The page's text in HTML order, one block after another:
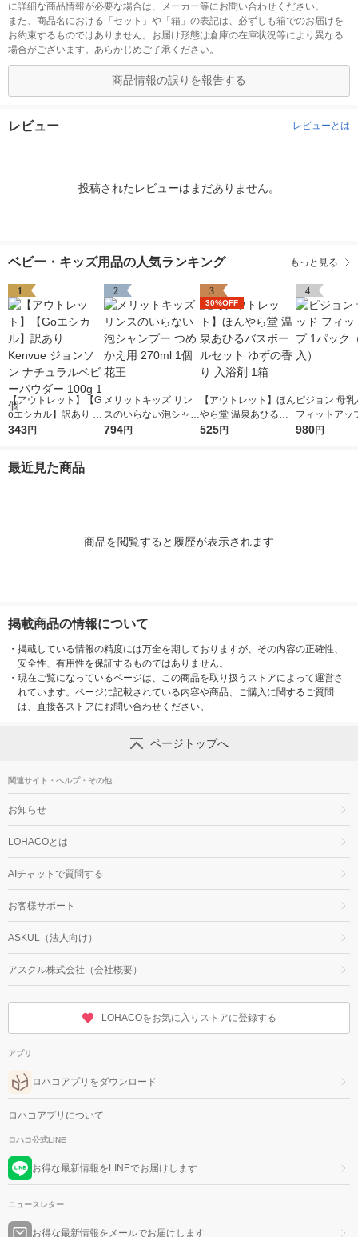
に詳細な商品情報が必要な場合は、メーカー等にお問い合わせください。
また、商品名における「セット」や「箱」の表記は、必ずしも箱でのお届けを
お約束するものではありません。お届け形態は倉庫の在庫状況等により異なる
場合がございます。あらかじめご了承ください。
商品情報の誤りを報告する
レビュー レビューとは
投稿されたレビューはまだありません。
ベビー・キッズ用品の人気ランキング もっと見る
1
【アウトレット】【G
oエシカル】訳あり K
envue ジョンソン ナ
343円
2
メリットキッズ リン
スのいらない泡シャン
プー つめかえ用 270
794円
3
30%OFF
【アウトレット】ほん
やら堂 温泉あひるバ
スボールセット ゆず
525円
4
ピジョン 母
フィットアッ
ク（126枚入
980円
最近見た商品
商品を閲覧すると履歴が表示されます
掲載商品の情報について
・ 掲載している情報の精度には万全を期しておりますが、その内容の正確性、
安全性、有用性を保証するものではありません。
・ 現在ご覧になっているページは、この商品を取り扱うストアによって運営さ
れています。ページに記載されている内容や商品、ご購入に関するご質問
は、直接各ストアにお問い合わせください。
ページトップへ
関連サイト・ヘルプ・その他
お知らせ
LOHACOとは
AIチャットで質問する
お客様サポート
ASKUL（法人向け）
アスクル株式会社（会社概要）
LOHACOをお気に入りストアに登録する
アプリ
ロハコアプリをダウンロード
ロハコアプリについて
ロハコ公式LINE
お得な最新情報をLINEでお届けします
ニュースレター
お得な最新情報をメールでお届けします